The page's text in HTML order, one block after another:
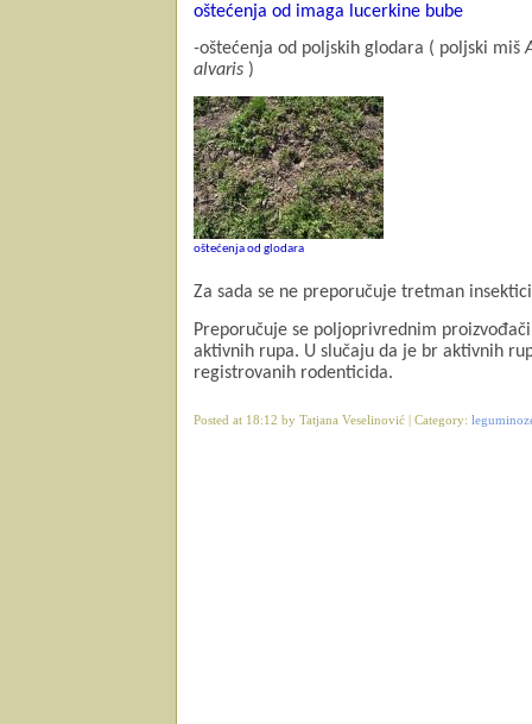
oštećenja od imaga lucerkine bube
-oštećenja od poljskih glodara ( poljski miš
alvaris )
oštećenja od glodara
Za sada se ne preporučuje tretman
Preporučuje se poljoprivrednim
aktivnih rupa. U slučaju da je br aktivnih
registrovanih rodenticida.
Posted at 18:12 by Tatjana Veselinović | Category: